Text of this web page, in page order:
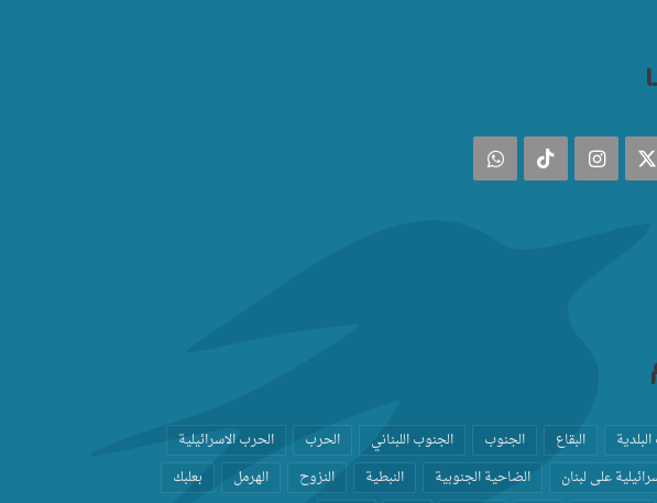
انستقرام ‫TikTokواتساب
البقاع الجنوب الجنوب اللبناني الحرب
الحرب الاسرائيلية
على لبنان
الضاحية الجنوبية النبطية النزوح الهرمل بعلبك